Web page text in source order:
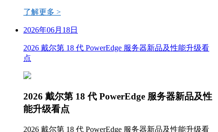
了解更多 >
2026年06月18日
2026 戴尔第 18 代 PowerEdge 服务器新品及性能升级看
点
2026 戴尔第 18 代 PowerEdge 服务器新品及性
能升级看点
2026 戴尔第 18 代 PowerEdge 服务器新品及性能升级看